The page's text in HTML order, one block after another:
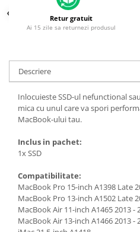
iPhone 16 Pro
iPhone 17 Pro
iPhone 16 Plus
iPhone 17
iPhone 15 Pro
iPhone 16
iPhone 15
iPhone 14 Pro Max
iPhone 14 Pro
iPhone 14 Plus
iPhone 14
Retur gratuit
Ai 15 zile sa returnezi produsul
Descriere
Inlocuieste SSD-ul nefunctional
mica cu unul care va spori
MacBook-ului tau.
Inclus in pachet:
1x SSD
Compatibilitate:
MacBook Pro 15-inch A1398 Late
MacBook Pro 13-inch A1502 Late
MacBook Air 11-inch A1465 2013 -
MacBook Air 13-inch A1466 2013 -